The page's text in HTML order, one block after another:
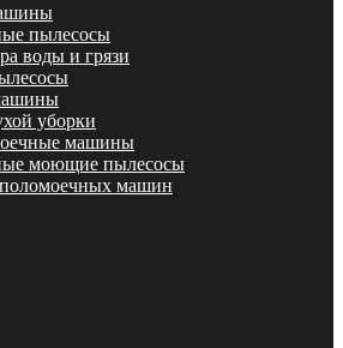
пылесосы
воды и грязи
уборки
машины
моющие пылесосы
машин